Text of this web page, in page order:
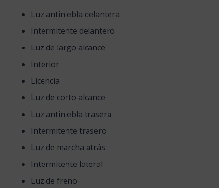
Luz antiniebla delantera
Intermitente delantero
Luz de largo alcance
Interior
Licencia
Luz de corto alcance
Luz antiniebla trasera
Intermitente trasero
Luz de marcha atrás
Intermitente lateral
Luz de freno